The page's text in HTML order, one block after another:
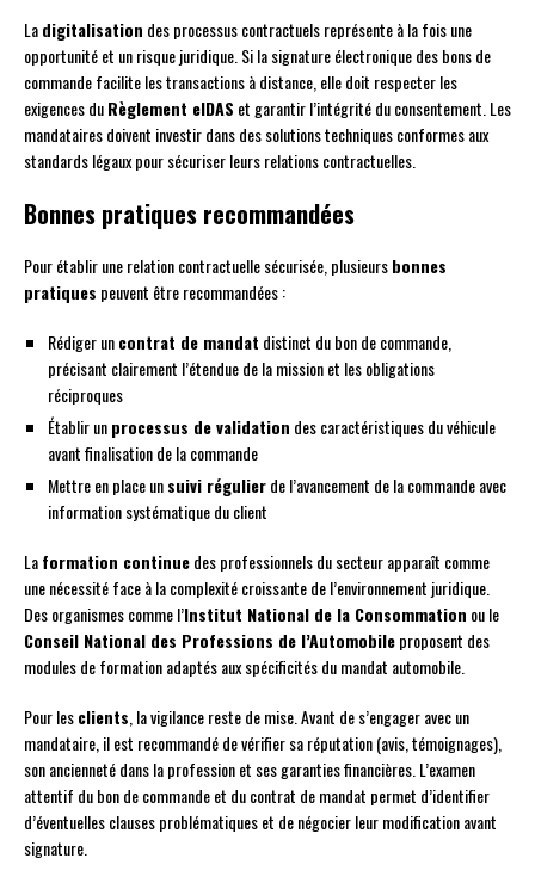
Ladigitalisation des processus contractuels représente à la fois une
opportunité et un risque juridique. Si la signature électronique des bons de
commande facilite les transactions à distance, elle doit respecter les
exigences duRèglement eIDAS et garantir l’intégrité du consentement. Les
mandataires doivent investir dans des solutions techniques conformes aux
standards légaux pour sécuriser leurs relations contractuelles.
Bonnes pratiques recommandées
Pour établir une relation contractuelle sécurisée, plusieursbonnes
pratiques peuvent être recommandées :
Rédiger uncontrat de mandat distinct du bon de commande,
précisant clairement l’étendue de la mission et les obligations
réciproques
Établir unprocessus de validation des caractéristiques du véhicule
avant finalisation de la commande
Mettre en place unsuivi régulierde l’avancement de la commande avec
information systématique du client
Laformation continuedes professionnels du secteur apparaît comme
une nécessité face à la complexité croissante de l’environnement juridique.
Des organismes comme l’Institut National de la Consommation ou le
Conseil National des Professions de l’Automobileproposent des
modules de formation adaptés aux spécificités du mandat automobile.
Pour lesclients , la vigilance reste de mise. Avant de s’engager avec un
mandataire, il est recommandé de vérifier sa réputation (avis, témoignages),
son ancienneté dans la profession et ses garanties financières. L’examen
attentif du bon de commande et du contrat de mandat permet d’identifier
d’éventuelles clauses problématiques et de négocier leur modification avant
signature.